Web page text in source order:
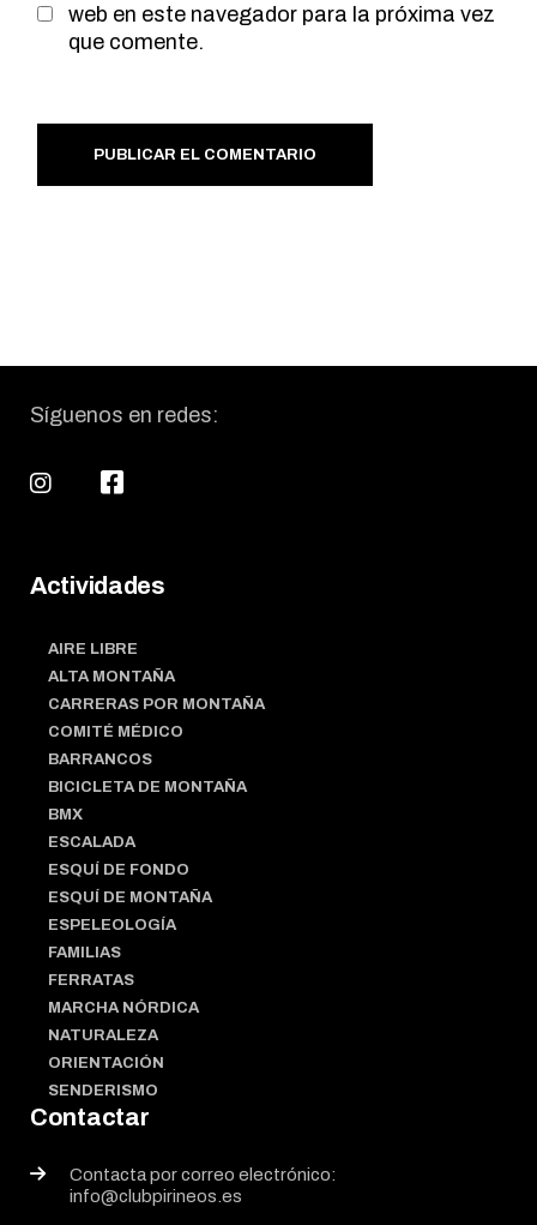
web en este navegador para la próxima vez
que comente.
PUBLICAR EL COMENTARIO
Síguenos en redes:
Actividades
AIRE LIBRE
ALTA MONTAÑA
CARRERAS POR MONTAÑA
COMITÉ MÉDICO
BARRANCOS
BICICLETA DE MONTAÑA
BMX
ESCALADA
ESQUÍ DE FONDO
ESQUÍ DE MONTAÑA
ESPELEOLOGÍA
FAMILIAS
FERRATAS
MARCHA NÓRDICA
NATURALEZA
ORIENTACIÓN
SENDERISMO
Contactar
Contacta por correo electrónico:
info@clubpirineos.es